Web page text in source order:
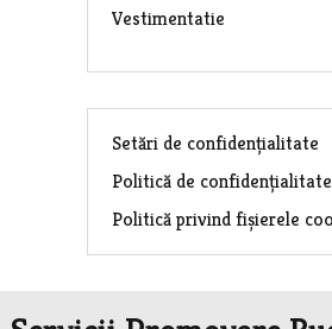
Vestimentatie
Setări de confidențialitate
Politică de confidențialitate
Politică privind fișierele